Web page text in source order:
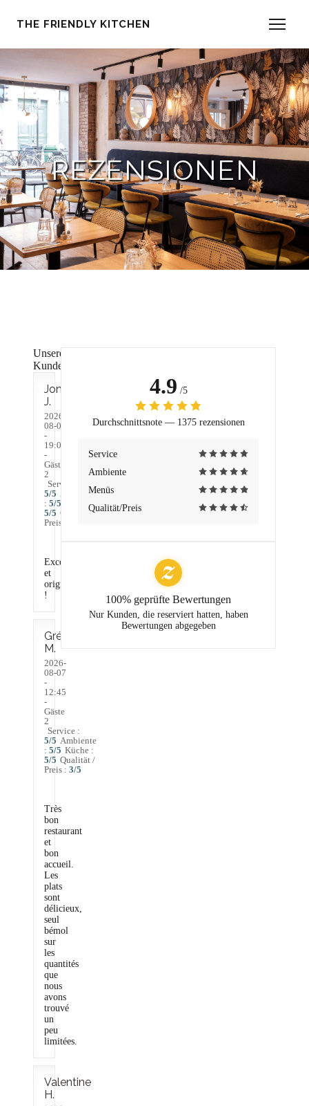
THE FRIENDLY KITCHEN
REZENSIONEN
Unsere
Kundenbewertungen
Jonathan
J
2026-
08-08
-
19:00
-
Gäste
2
Service
5/5 Ambiente
: 5/5
:
5/5 Qualität /
Preis
Excellent
et
original
!
Grégory
M
2026-
08-07
-
12:45
-
Gäste
2
Service :
5/5 Ambiente
: 5/5 Küche :
5/5 Qualität /
Preis : 3/5
Très
bon
restaurant
et
bon
accueil.
Les
plats
sont
délicieux,
seul
bémol
sur
les
quantités
que
nous
avons
trouvé
un
peu
limitées.
Valentine
H
4.9 /5
Durchschnittsnote — 1375 rezensionen
Service
Ambiente
Menüs
Qualität/Preis
100% geprüfte Bewertungen
Nur Kunden, die reserviert hatten, haben
Bewertungen abgegeben